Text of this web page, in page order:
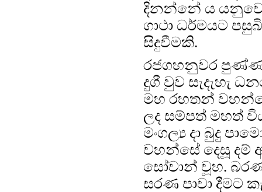
දිනන්නේ ය
ගාථා ධර්මයට
සිදුවීමකි.
රජගහනුවර පුණ්ණ
දුගී වුව සැදැහැ
මහ රහතන්
ලද සම්පත් මහත්
මංගල්‍ය දා බුදු
වහන්සේ දෙසූ දම්
සෝවාන් වූහ.
සරණ පාවා දීමට